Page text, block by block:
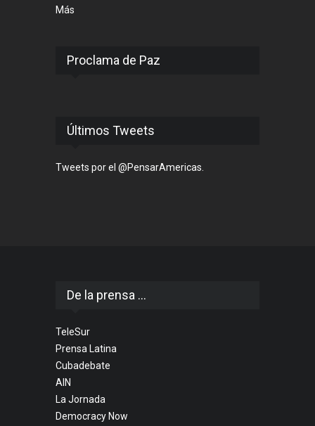
Más
Proclama de Paz
Últimos Tweets
Tweets por el @PensarAmericas.
De la prensa ...
TeleSur
Prensa Latina
Cubadebate
AIN
La Jornada
Democracy Now